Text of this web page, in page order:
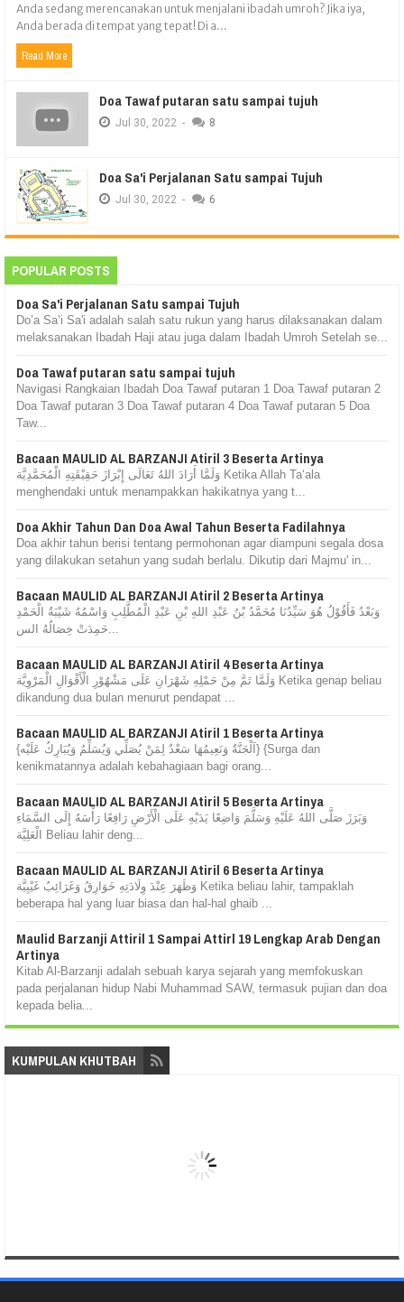
Anda sedang merencanakan untuk menjalani ibadah umroh? Jika iya,
Anda berada di tempat yang tepat! Di a...
Read More
Doa Tawaf putaran satu sampai tujuh
Jul 30, 2022 - 8
Doa Sa'i Perjalanan Satu sampai Tujuh
Jul 30, 2022 - 6
POPULAR POSTS
Doa Sa'i Perjalanan Satu sampai Tujuh
Do’a Sa’i Sa'i adalah salah satu rukun yang harus dilaksanakan dalam
melaksanakan Ibadah Haji atau juga dalam Ibadah Umroh Setelah se...
Doa Tawaf putaran satu sampai tujuh
Navigasi Rangkaian Ibadah Doa Tawaf putaran 1 Doa Tawaf putaran 2
Doa Tawaf putaran 3 Doa Tawaf putaran 4 Doa Tawaf putaran 5 Doa
Taw...
Bacaan MAULID AL BARZANJI Atiril 3 Beserta Artinya
وَلَمَّا أَرَادَ اللهُ تَعَالَى إِبْرَازَ حَقِيْقَتِهِ الْمُحَمَّدِيَّة Ketika Allah Ta‘ala
menghendaki untuk menampakkan hakikatnya yang t...
Doa Akhir Tahun Dan Doa Awal Tahun Beserta Fadilahnya
Doa akhir tahun berisi tentang permohonan agar diampuni segala dosa
yang dilakukan setahun yang sudah berlalu. Dikutip dari Majmu' in...
Bacaan MAULID AL BARZANJI Atiril 2 Beserta Artinya
وَبَعْدُ فَأَقُوْلُ هُوَ سَيِّدُنَا مُحَمَّدُ بْنُ عَبْدِ اللهِ بْنِ عَبْدِ الْمُطَّلِبِ وَاسْمُهُ شَيْبَةُ الْحَمْدِ
Bacaan MAULID AL BARZANJI Atiril 4 Beserta Artinya
وَلَمَّا تَمَّ مِنْ حَمْلِهِ شَهْرَانِ عَلَى مَشْهُوْرِ الْأَقْوَالِ الْمَرْوِيَّة Ketika genap beliau
dikandung dua bulan menurut pendapat ...
Bacaan MAULID AL BARZANJI Atiril 1 Beserta Artinya
{اَلْجَنَّةُ وَنَعِيمُهَا سَعْدٌ لِمَنْ يُصَلِّي وَيُسَلِّمُ وَيُبَارِكُ عَلَيْه} {Surga dan
kenikmatannya adalah kebahagiaan bagi orang...
Bacaan MAULID AL BARZANJI Atiril 5 Beserta Artinya
وَبَرَزَ صَلَّى اللهُ عَلَيْهِ وَسَلَّمَ وَاضِعًا يَدَيْهِ عَلَى الْأَرْضِ رَافِعًا رَأْسَهُ إِلَى السَّمَاءِ
الْعَلِيَّة Beliau lahir deng...
Bacaan MAULID AL BARZANJI Atiril 6 Beserta Artinya
وَظَهَرَ عِنْدَ وِلَادَتِهِ خَوَارِقُ وَغَرَائِبُ غَيْبِيَّة Ketika beliau lahir, tampaklah
beberapa hal yang luar biasa dan hal-hal ghaib ...
Maulid Barzanji Attiril 1 Sampai Attirl 19 Lengkap Arab Dengan
Artinya
Kitab Al-Barzanji adalah sebuah karya sejarah yang memfokuskan
pada perjalanan hidup Nabi Muhammad SAW, termasuk pujian dan doa
kepada belia...
KUMPULAN KHUTBAH